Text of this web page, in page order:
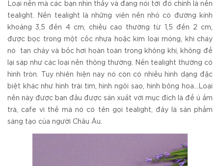
Loại nến mà các bạn nhìn thấy và đang nói tới đó chính là nến
tealight. Nến tealight là những viên nến nhỏ có đường kính
khoảng 3,5 đến 4 cm, chiều cao thường từ 1,5 đến 2 cm,
được bọc trong một cốc nhựa hoặc kim loại mỏng, khi cháy
nó tan chảy và bốc hơi hoàn toàn trong không khí, không để
lại sáp như các loại nến thông thường. Nến tealight thường có
hình tròn. Tuy nhiên hiện nay nó còn có nhiều hình dạng đặc
biệt khác như hình trái tim, hình ngôi sao, hình bông hoa...Loại
nến này được ban đầu được sản xuất với mục đích là để ủ ấm
trà, cafe vì thế mà nó có tên gọi tealight, đây là sản phẩm
sáng tạo của người Châu Âu.